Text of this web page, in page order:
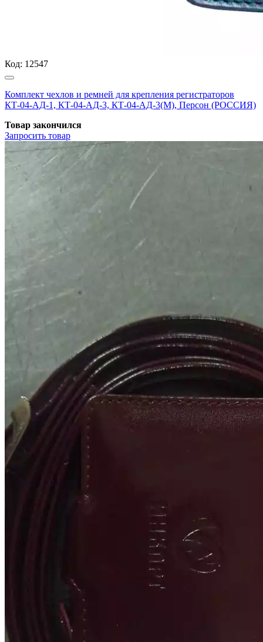
Код: 12547
Комплект чехлов и ремней для крепления регистраторов
КТ-04-АД-1, КТ-04-АД-3, КТ-04-АД-3(М), Персон (РОССИЯ)
Товар закончился
Запросить товар